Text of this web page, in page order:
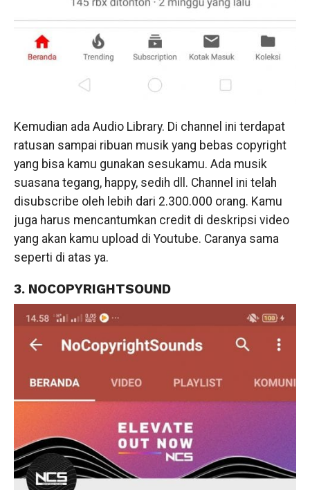
Kemudian ada Audio Library. Di channel ini terdapat
ratusan sampai ribuan musik yang bebas copyright
yang bisa kamu gunakan sesukamu. Ada musik
suasana tegang, happy, sedih dll. Channel ini telah
disubscribe oleh lebih dari 2.300.000 orang. Kamu
juga harus mencantumkan credit di deskripsi video
yang akan kamu upload di Youtube. Caranya sama
seperti di atas ya.
3. NOCOPYRIGHTSOUND